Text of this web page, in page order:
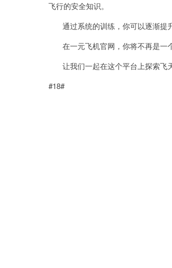
飞行的安全知识。
通过系统的训练，你可以逐渐提
在一元飞机官网，你将不再是一
让我们一起在这个平台上探索飞天
#18#